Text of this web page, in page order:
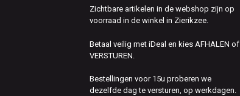
Zichtbare artikelen in de webshop zijn op
voorraad in de winkel in Zierikzee.
Betaal veilig met iDeal en kies AFHALEN of
VERSTUREN.
Bestellingen voor 15u proberen we
dezelfde dag te versturen, op werkdagen.